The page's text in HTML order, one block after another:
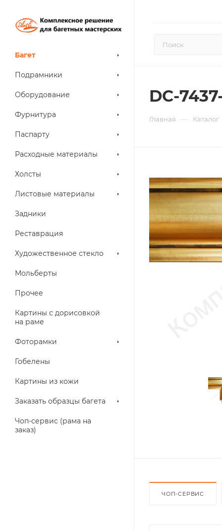
Багет
Подрамники
Оборудование
Фурнитура
Паспарту
Расходные материалы
Холсты
Листовые материалы
Задники
Реставрация
Художественное стекло
Мольберты
Прочее
Картины с дорисовкой
на раме
Фоторамки
Гобелены
Картины из кожи
Заказать образцы багета
Чоп-сервис (рама на
заказ)
DC-
Главная — Каталог
ЧОП-СЕРВИС